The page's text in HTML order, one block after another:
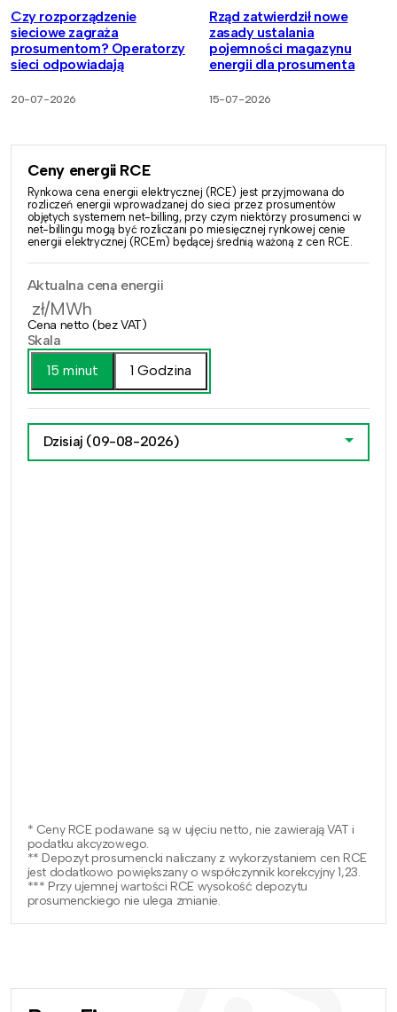
Czy rozporządzenie
sieciowe zagraża
prosumentom? Operatorzy
sieci odpowiadają
20-07-2026
Rząd zatwierdził nowe
zasady ustalania
pojemności magazynu
energii dla prosumenta
15-07-2026
Ceny energii RCE
Rynkowa cena energii elektrycznej (RCE) jest przyjmowana do
rozliczeń energii wprowadzanej do sieci przez prosumentów
objętych systemem net-billing, przy czym niektórzy prosumenci w
net-billingu mogą być rozliczani po miesięcznej rynkowej cenie
energii elektrycznej (RCEm) będącej średnią ważoną z cen RCE.
Aktualna cena energii
zł/MWh
Cena netto (bez VAT)
Skala
15 minut
1 Godzina
Dzisiaj (09-08-2026)
* Ceny RCE podawane są w ujęciu netto, nie zawierają VAT i
podatku akcyzowego.
** Depozyt prosumencki naliczany z wykorzystaniem cen RCE
jest dodatkowo powiększany o współczynnik korekcyjny 1,23.
*** Przy ujemnej wartości RCE wysokość depozytu
prosumenckiego nie ulega zmianie.